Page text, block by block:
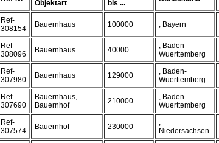
Objektart
bis ...
Ref-
308154
Bauernhaus 100000 , Bayern
Ref-
308096
Bauernhaus 40000
, Baden-
Wuerttemberg
Ref-
307980
Bauernhaus 129000
, Baden-
Wuerttemberg
Ref-
307690
Bauernhaus,
Bauernhof
210000
, Baden-
Wuerttemberg
Ref-
307574
Bauernhof 230000
,
Niedersachsen